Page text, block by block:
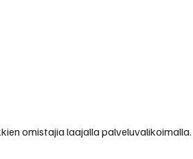
omistajia laajalla